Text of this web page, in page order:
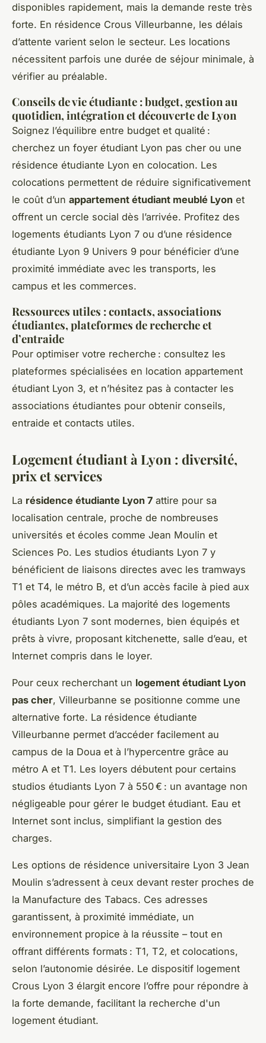
disponibles rapidement, mais la demande reste très
forte. En résidence Crous Villeurbanne, les délais
d’attente varient selon le secteur. Les locations
nécessitent parfois une durée de séjour minimale, à
vérifier au préalable.
Conseils de vie étudiante : budget, gestion au
quotidien, intégration et découverte de Lyon
Soignez l’équilibre entre budget et qualité :
cherchez un foyer étudiant Lyon pas cher ou une
résidence étudiante Lyon en colocation. Les
colocations permettent de réduire significativement
le coût d’un appartement étudiant meublé Lyon et
offrent un cercle social dès l’arrivée. Profitez des
logements étudiants Lyon 7 ou d’une résidence
étudiante Lyon 9 Univers 9 pour bénéficier d’une
proximité immédiate avec les transports, les
campus et les commerces.
Ressources utiles : contacts, associations
étudiantes, plateformes de recherche et
d’entraide
Pour optimiser votre recherche : consultez les
plateformes spécialisées en location appartement
étudiant Lyon 3, et n’hésitez pas à contacter les
associations étudiantes pour obtenir conseils,
entraide et contacts utiles.
Logement étudiant à Lyon : diversité,
prix et services
La résidence étudiante Lyon 7 attire pour sa
localisation centrale, proche de nombreuses
universités et écoles comme Jean Moulin et
Sciences Po. Les studios étudiants Lyon 7 y
bénéficient de liaisons directes avec les tramways
T1 et T4, le métro B, et d’un accès facile à pied aux
pôles académiques. La majorité des logements
étudiants Lyon 7 sont modernes, bien équipés et
prêts à vivre, proposant kitchenette, salle d’eau, et
Internet compris dans le loyer.
Pour ceux recherchant un logement étudiant Lyon
pas cher, Villeurbanne se positionne comme une
alternative forte. La résidence étudiante
Villeurbanne permet d’accéder facilement au
campus de la Doua et à l’hypercentre grâce au
métro A et T1. Les loyers débutent pour certains
studios étudiants Lyon 7 à 550 € : un avantage non
négligeable pour gérer le budget étudiant. Eau et
Internet sont inclus, simplifiant la gestion des
charges.
Les options de résidence universitaire Lyon 3 Jean
Moulin s’adressent à ceux devant rester proches de
la Manufacture des Tabacs. Ces adresses
garantissent, à proximité immédiate, un
environnement propice à la réussite – tout en
offrant différents formats : T1, T2, et colocations,
selon l’autonomie désirée. Le dispositif logement
Crous Lyon 3 élargit encore l’offre pour répondre à
la forte demande, facilitant la recherche d'un
logement étudiant.